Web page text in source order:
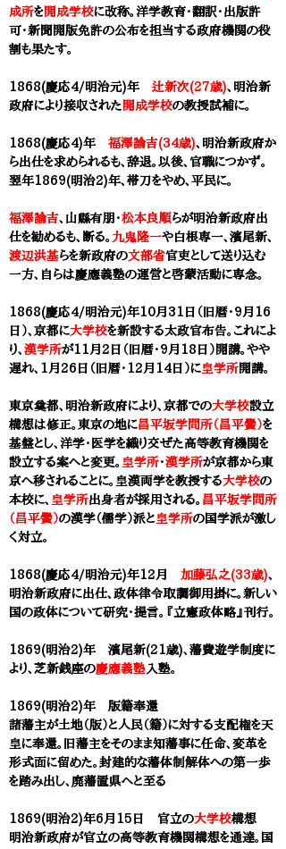
成所を開成学校に改称。洋学教育・翻訳・出版許
可・新聞開版免許の公布を担当する政府機関の役
割も果たす。
1868(慶応4/明治元)年 辻新次(27歳)、明治新
政府により接収された 開成学校の教授試補に。
1868(慶応4)年 福澤諭吉(34歳)、明治新政府か
ら出仕を求められるも、辞退。以後、官職につかず。
翌年1869(明治2)年、帯刀をやめ、平民に。
福澤諭吉、山縣有朋・松本良順らが明治新政府出
仕を勧めるも、断る。 九鬼隆一や白根専一、 濱尾新、
渡辺洪基らを新政府の文部省官吏として送り込む
一方、自らは慶應義塾の運営と啓蒙活動に専念。
1868(慶応4/明治元)年10月31日（旧暦・9月16
日）、京都に大学校を新設する太政官布告。これによ
り、 漢学所が11月2日（旧暦・9月18日）開講。やや
遅れ、1月26日（旧暦・12月14日）に皇学所開講。
東京奠都、明治新政府により、京都での大学校設立
構想は修正。東京の地に昌平坂学問所（昌平黌）を
基盤とし、洋学・医学を織り交ぜた高等教育機関を
設立する案へと変更。 皇学所・漢学所が京都から東
京へ移されることに。皇漢両学を教授する大学校の
本校に、 皇学所出身者が採用される。 昌平坂学問所
（昌平黌）の漢学（儒学）派と皇学所の国学派が激し
く対立。
1868(慶応4/明治元)年12月 加藤弘之(33歳)、
明治新政府に出仕、政体律令取調御用掛に。新しい
国の政体について研究・提言。『立憲政体略』刊行。
1869(明治2)年 濱尾新(21歳)、藩費遊学制度に
より、芝新銭座の慶應義塾 入塾。
1869(明治2)年 版籍奉還
諸藩主が土地（版）と人民（籍）に対する支配権を天
皇に奉還。旧藩主をそのまま知藩事に任命、変革を
形式面に留めた。封建的な藩体制解体への第一歩
を踏み出し、廃藩置県へと至る
1869(明治2)年6月15日 官立の大学校構想
明治新政府が官立の高等教育機関構想を通達。国